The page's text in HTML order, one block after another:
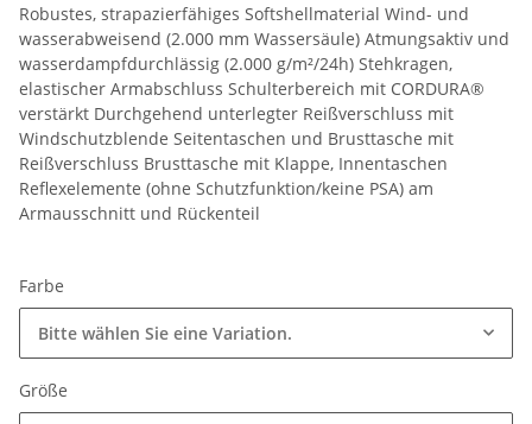
Robustes, strapazierfähiges Softshellmaterial Wind- und
wasserabweisend (2.000 mm Wassersäule) Atmungsaktiv und
wasserdampfdurchlässig (2.000 g/m²/24h) Stehkragen,
elastischer Armabschluss Schulterbereich mit CORDURA®
verstärkt Durchgehend unterlegter Reißverschluss mit
Windschutzblende Seitentaschen und Brusttasche mit
Reißverschluss Brusttasche mit Klappe, Innentaschen
Reflexelemente (ohne Schutzfunktion/keine PSA) am
Armausschnitt und Rückenteil
Farbe
Bitte wählen Sie eine Variation.
Größe